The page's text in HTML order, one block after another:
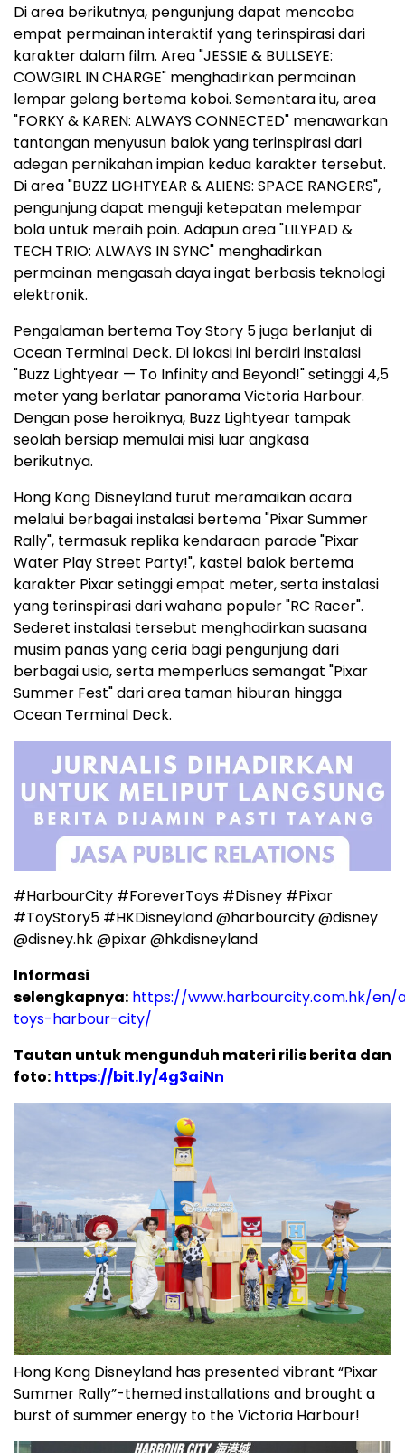
Di area berikutnya, pengunjung dapat mencoba
empat permainan interaktif yang terinspirasi dari
karakter dalam film. Area "JESSIE & BULLSEYE:
COWGIRL IN CHARGE" menghadirkan permainan
lempar gelang bertema koboi. Sementara itu, area
"FORKY & KAREN: ALWAYS CONNECTED" menawarkan
tantangan menyusun balok yang terinspirasi dari
adegan pernikahan impian kedua karakter tersebut.
Di area "BUZZ LIGHTYEAR & ALIENS: SPACE RANGERS",
pengunjung dapat menguji ketepatan melempar
bola untuk meraih poin. Adapun area "LILYPAD &
TECH TRIO: ALWAYS IN SYNC" menghadirkan
permainan mengasah daya ingat berbasis teknologi
elektronik.
Pengalaman bertema Toy Story 5 juga berlanjut di
Ocean Terminal Deck. Di lokasi ini berdiri instalasi
"Buzz Lightyear — To Infinity and Beyond!" setinggi 4,5
meter yang berlatar panorama Victoria Harbour.
Dengan pose heroiknya, Buzz Lightyear tampak
seolah bersiap memulai misi luar angkasa
berikutnya.
Hong Kong Disneyland turut meramaikan acara
melalui berbagai instalasi bertema "Pixar Summer
Rally", termasuk replika kendaraan parade "Pixar
Water Play Street Party!", kastel balok bertema
karakter Pixar setinggi empat meter, serta instalasi
yang terinspirasi dari wahana populer "RC Racer".
Sederet instalasi tersebut menghadirkan suasana
musim panas yang ceria bagi pengunjung dari
berbagai usia, serta memperluas semangat "Pixar
Summer Fest" dari area taman hiburan hingga
Ocean Terminal Deck.
#HarbourCity #ForeverToys #Disney #Pixar
#ToyStory5 #HKDisneyland @harbourcity @disney
@disney.hk @pixar @hkdisneyland
Informasi
selengkapnya: https://www.harbourcity.com.hk/
toys-harbour-city/
Tautan untuk mengunduh materi rilis berita dan
foto: https://bit.ly/4g3aiNn
Hong Kong Disneyland has presented vibrant “Pixar
Summer Rally”-themed installations and brought a
burst of summer energy to the Victoria Harbour!